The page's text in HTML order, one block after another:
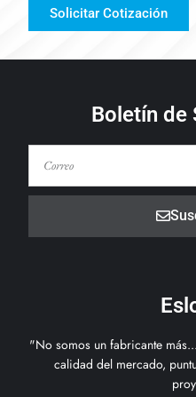
Solicitar Cotización
Boletín de
"No somos un fabricante
calidad del mercado,